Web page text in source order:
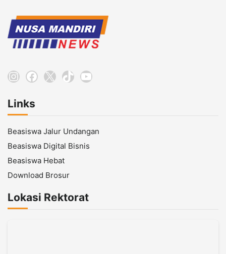
Instagram
Facebook
X TikTokYouTube
Links
Beasiswa Jalur Undangan
Beasiswa Digital Bisnis
Beasiswa Hebat
Download Brosur
Lokasi Rektorat